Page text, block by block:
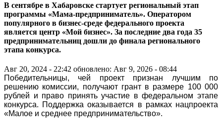
В сентябре в Хабаровске стартует региональный этап
программы «Мама-предприниматель». Оператором
популярного в бизнес-среде федерального проекта
является центр «Мой бизнес». За последние два года 35
предпринимательниц дошли до финала регионального
этапа конкурса.
Авг 20, 2024 - 22:42 обновлено: Авг 9, 2026 - 08:44
Победительницы, чей проект признан лучшим по
решению комиссии, получают грант в размере 100 000
рублей и право принять участие в федеральном этапе
конкурса. Поддержка оказывается в рамках нацпроекта
«Малое и среднее предпринимательство».